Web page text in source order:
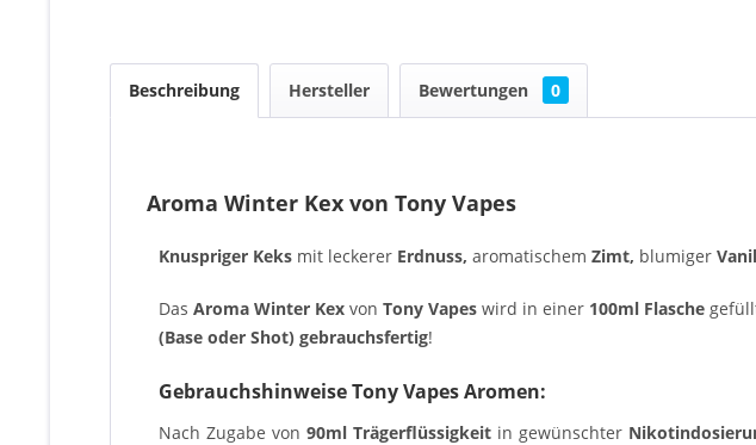
Beschreibung Hersteller Bewertungen 0
Aroma Winter Kex von Tony Vapes
Knuspriger Keks mit leckerer Erdnuss, aromatischem Zimt, blumiger
Das Aroma Winter Kex von Tony Vapes wird in einer 100ml Flasche
(Base oder Shot) gebrauchsfertig!
Gebrauchshinweise Tony Vapes Aromen:
Nach Zugabe von90ml Trägerflüssigkeit in gewünschter